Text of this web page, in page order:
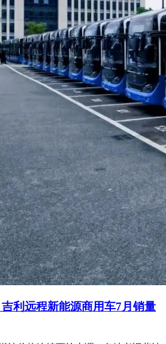
(以合同签订时间为准)，至少独立承
300万元人民币的轨道交通安全风险
似平台(系统)建设或维保服务业绩。
为准，时间以合同签订时间为准。)
人或单位负责人为同一人或者存在控
，不得在本项目中同时投标。
投标活动中对失信被执行人实施联合
285号及相关文件要求，开标当日，
通过“信用中国”网站
查询投标人是否为失信被执行人，若
将否决其投标。
行政管理机关在国家企业信用信息公
信企业名单。
合体投标。
格审查采用资格后审方式，资格审查
”，只有资格审查合格的投标人才有
吉利远程新能源商用车7月销量